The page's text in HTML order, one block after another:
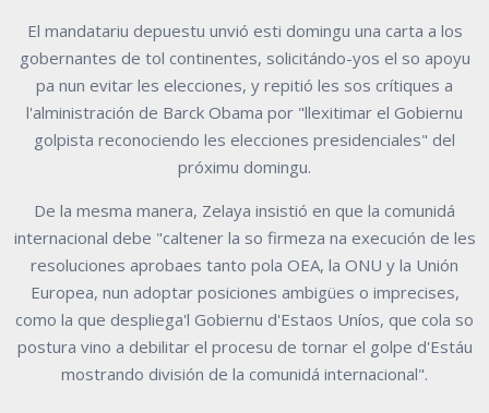
El mandatariu depuestu unvió esti domingu una carta a los
gobernantes de tol continentes, solicitándo-yos el so apoyu
pa nun evitar les elecciones, y repitió les sos crítiques a
l'alministración de Barck Obama por "llexitimar el Gobiernu
golpista reconociendo les elecciones presidenciales" del
próximu domingu.
De la mesma manera, Zelaya insistió en que la comunidá
internacional debe "caltener la so firmeza na execución de les
resoluciones aprobaes tanto pola OEA, la ONU y la Unión
Europea, nun adoptar posiciones ambigües o imprecises,
como la que despliega'l Gobiernu d'Estaos Uníos, que cola so
postura vino a debilitar el procesu de tornar el golpe d'Estáu
mostrando división de la comunidá internacional".